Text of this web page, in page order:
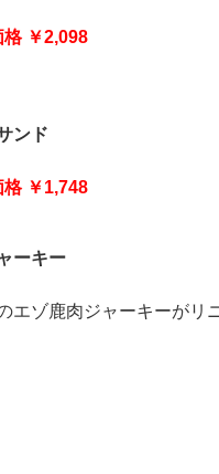
￥2,098
ンド
￥1,748
ーキー
エゾ鹿肉ジャーキーがリ